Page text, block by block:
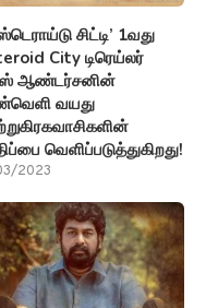
சிட்டி’ 1வது
City டிரெய்லர்
ஆண்டர்சனின்
வயது
வெளிப்படுத்துகிறது!
2023